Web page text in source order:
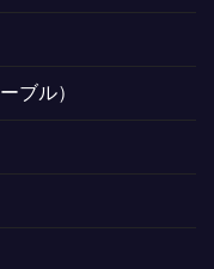
ブル）